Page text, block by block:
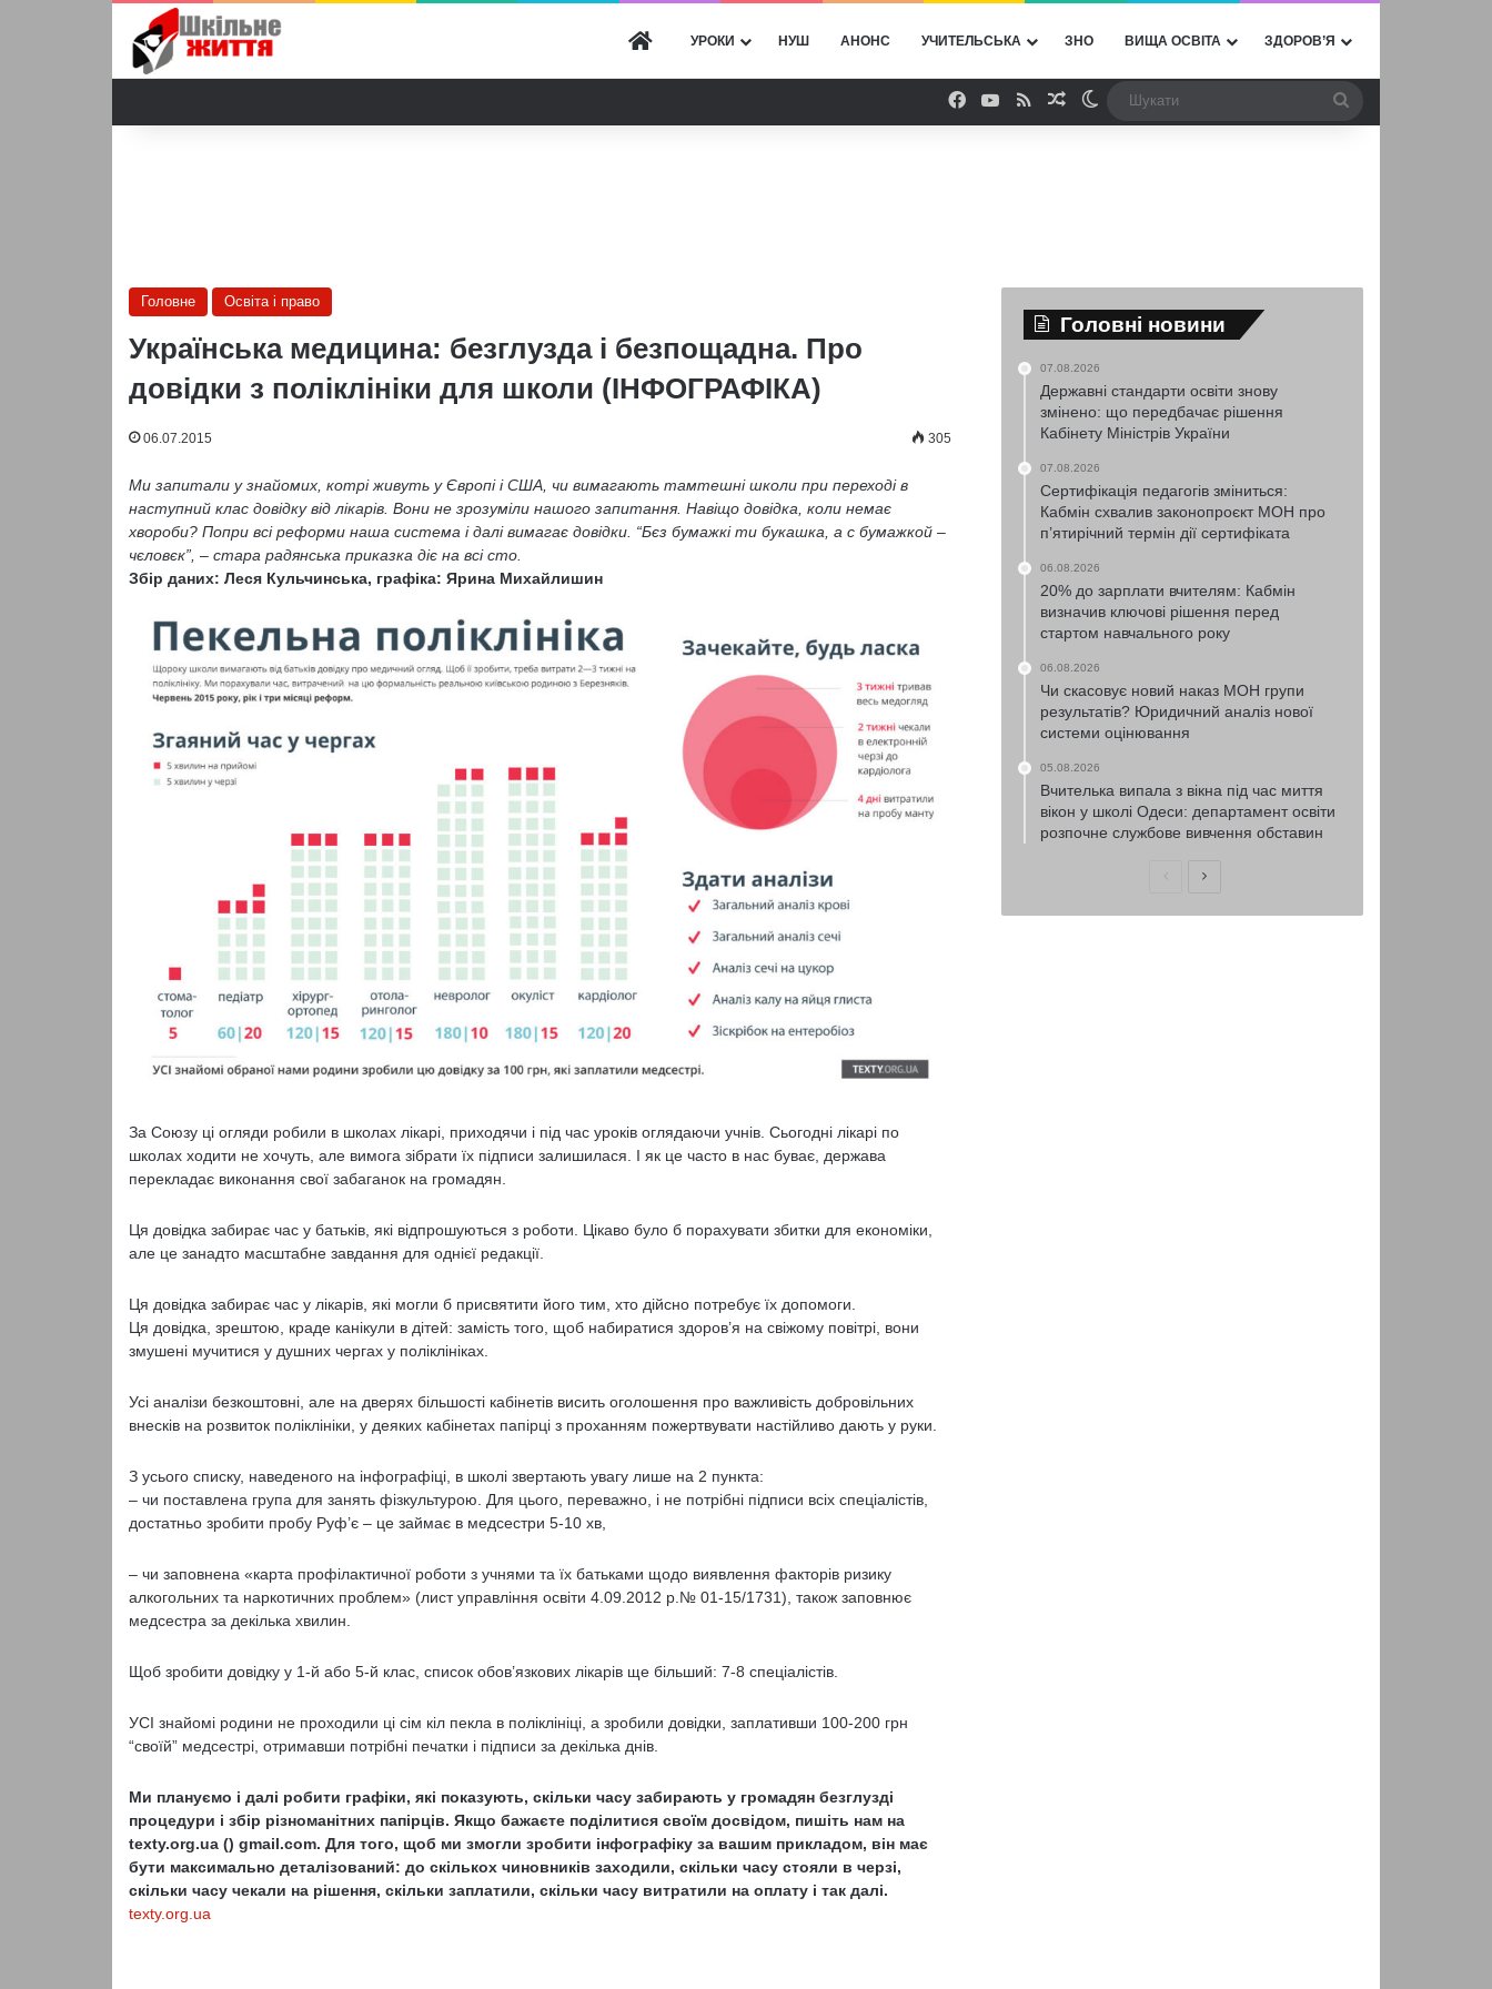
ГОЛОВНА
УРОКИ НУШ АНОНС УЧИТЕЛЬСЬКА ЗНО ВИЩА ОСВІТА ЗДОРОВ’Я
Facebook
YouTube
RSSВипадкова стаття
Switch skin
Головне Освіта і право
Українська медицина: безглузда і безпощадна. Про
довідки з поліклініки для школи (ІНФОГРАФІКА)
06.07.2015 305
Ми запитали у знайомих, котрі живуть у Європі і США, чи вимагають тамтешні школи при переході в
наступний клас довідку від лікарів. Вони не зрозуміли нашого запитання. Навіщо довідка, коли немає
хвороби? Попри всі реформи наша система і далі вимагає довідки. “Бєз бумажкі ти букашка, а с бумажкой –
чєловєк”, – стара радянська приказка діє на всі сто.
Збір даних: Леся Кульчинська, графіка: Ярина Михайлишин
За Союзу ці огляди робили в школах лікарі, приходячи і під час уроків оглядаючи учнів. Сьогодні лікарі по
школах ходити не хочуть, але вимога зібрати їх підписи залишилася. І як це часто в нас буває, держава
перекладає виконання свої забаганок на громадян.
Ця довідка забирає час у батьків, які відпрошуються з роботи. Цікаво було б порахувати збитки для економіки,
але це занадто масштабне завдання для однієї редакції.
Ця довідка забирає час у лікарів, які могли б присвятити його тим, хто дійсно потребує їх допомоги.
Ця довідка, зрештою, краде канікули в дітей: замість того, щоб набиратися здоров’я на свіжому повітрі, вони
змушені мучитися у душних чергах у поліклініках.
Усі аналізи безкоштовні, але на дверях більшості кабінетів висить оголошення про важливість добровільних
внесків на розвиток поліклініки, у деяких кабінетах папірці з проханням пожертвувати настійливо дають у руки.
З усього списку, наведеного на інфографіці, в школі звертають увагу лише на 2 пункта:
– чи поставлена група для занять фізкультурою. Для цього, переважно, і не потрібні підписи всіх спеціалістів,
достатньо зробити пробу Руф’є – це займає в медсестри 5-10 хв,
– чи заповнена «карта профілактичної роботи з учнями та їх батьками щодо виявлення факторів ризику
алкогольних та наркотичних проблем» (лист управління освіти 4.09.2012 р.№ 01-15/1731), також заповнює
медсестра за декілька хвилин.
Щоб зробити довідку у 1-й або 5-й клас, список обов’язкових лікарів ще більший: 7-8 спеціалістів.
УСІ знайомі родини не проходили ці сім кіл пекла в поліклініці, а зробили довідки, заплативши 100-200 грн
“своїй” медсестрі, отримавши потрібні печатки і підписи за декілька днів.
Ми плануємо і далі робити графіки, які показують, скільки часу забирають у громадян безглузді
процедури і збір різноманітних папірців. Якщо бажаєте поділитися своїм досвідом, пишіть нам на
texty.org.ua () gmail.com. Для того, щоб ми змогли зробити інфографіку за вашим прикладом, він має
бути максимально деталізований: до скількох чиновників заходили, скільки часу стояли в черзі,
скільки часу чекали на рішення, скільки заплатили, скільки часу витратили на оплату і так далі.
texty.org.ua
Головні новини
07.08.2026
Державні стандарти освіти знову
змінено: що передбачає рішення
Кабінету Міністрів України
07.08.2026
Сертифікація педагогів зміниться:
Кабмін схвалив законопроєкт МОН про
п’ятирічний термін дії сертифіката
06.08.2026
20% до зарплати вчителям: Кабмін
визначив ключові рішення перед
стартом навчального року
06.08.2026
Чи скасовує новий наказ МОН групи
результатів? Юридичний аналіз нової
системи оцінювання
05.08.2026
Вчителька випала з вікна під час миття
вікон у школі Одеси: департамент освіти
розпочне службове вивчення обставин
ПопередняНаступна